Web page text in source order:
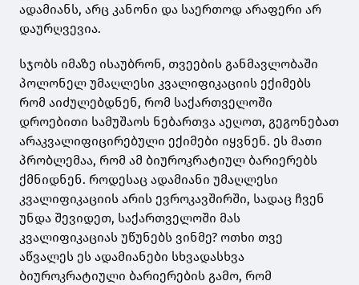
ადამიანს, არც კანონი და საერთოდ არაფერი არ
დაურღვევია.
სჯობს იმაზე ისაუბრონ, თვეების განმავლობაში
პოლონელ უმაღლესი კვალიფიკაციის ექიმებს
რომ აიძულებდნენ, რომ საქართველოში
დროებითი სამუშაოს ნებართვა აეღოთ, გეგონებათ
არაკვალიფიცირებული ექიმები იყვნენ. ეს მათი
პრობლემაა, რომ ამ ბიუროკრატიულ ბარიერებს
ქმნიდნენ. როდესაც ადამიანი უმაღლესი
კვალიფიკაციის არის ევროკავშირში, სადაც ჩვენ
უნდა შევიდეთ, საქართველოში მას
კვალიფიკაციას უწუნებს ვინმე? ოთხი თვე
აწვალეს ეს ადამიანები სხვადასხვა
ბიუროკრატიული ბარიერების გამო, რომ